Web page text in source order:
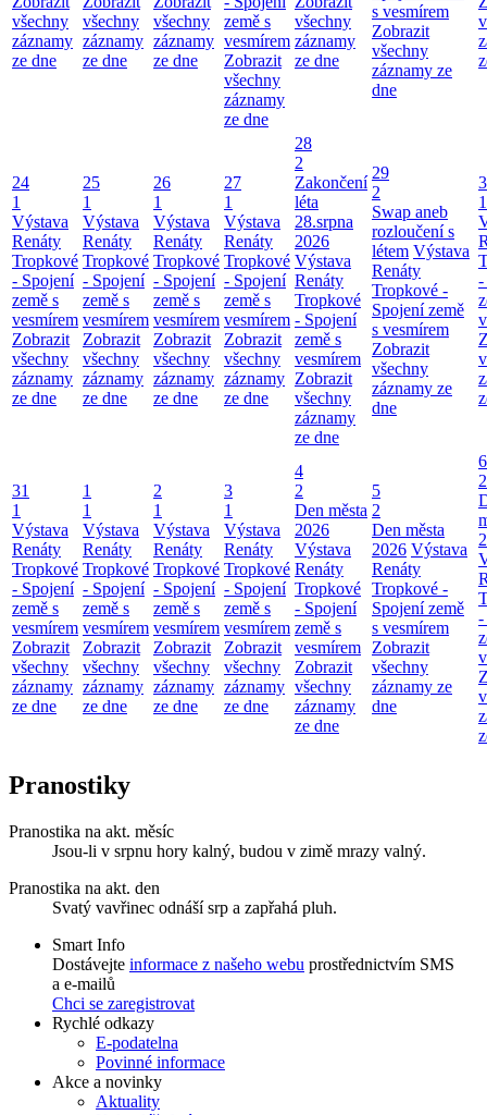
všechny
záznamy
ze dne
všechny
záznamy
ze dne
všechny
záznamy
ze dne
země s
vesmírem
Zobrazit
všechny
záznamy
ze dne
všechny
záznamy
ze dne
s vesmírem
Zobrazit
všechny
záznamy ze
dne
24
1
Výstava
Renáty
Tropkové
- Spojení
země s
vesmírem
Zobrazit
všechny
záznamy
ze dne
25
1
Výstava
Renáty
Tropkové
- Spojení
země s
vesmírem
Zobrazit
všechny
záznamy
ze dne
26
1
Výstava
Renáty
Tropkové
- Spojení
země s
vesmírem
Zobrazit
všechny
záznamy
ze dne
27
1
Výstava
Renáty
Tropkové
- Spojení
země s
vesmírem
Zobrazit
všechny
záznamy
ze dne
28
2
Zakončení
léta
28.srpna
2026
Výstava
Renáty
Tropkové
- Spojení
země s
vesmírem
Zobrazit
všechny
záznamy
ze dne
29
2
Swap aneb
rozloučení s
létem Výstava
Renáty
Tropkové -
Spojení země
s vesmírem
Zobrazit
všechny
záznamy ze
dne
1
-
31
1
Výstava
Renáty
Tropkové
- Spojení
země s
vesmírem
Zobrazit
všechny
záznamy
ze dne
1
1
Výstava
Renáty
Tropkové
- Spojení
země s
vesmírem
Zobrazit
všechny
záznamy
ze dne
2
1
Výstava
Renáty
Tropkové
- Spojení
země s
vesmírem
Zobrazit
všechny
záznamy
ze dne
3
1
Výstava
Renáty
Tropkové
- Spojení
země s
vesmírem
Zobrazit
všechny
záznamy
ze dne
4
2
Den města
2026
Výstava
Renáty
Tropkové
- Spojení
země s
vesmírem
Zobrazit
všechny
záznamy
ze dne
5
2
Den města
2026 Výstava
Renáty
Tropkové -
Spojení země
s vesmírem
Zobrazit
všechny
záznamy ze
dne
6
2
-
Pranostiky
Pranostika na akt. měsíc
Jsou-li v srpnu hory kalný, budou v zimě mrazy valný.
Pranostika na akt. den
Svatý vavřinec odnáší srp a zapřahá pluh.
Smart Info
Dostávejte informace z našeho webu prostřednictvím SMS
a e-mailů
Chci se zaregistrovat
Rychlé odkazy
E-podatelna
Povinné informace
Akce a novinky
Aktuality